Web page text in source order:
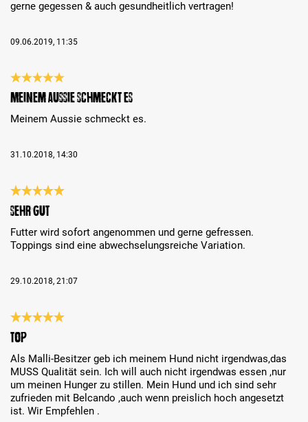
gerne gegessen & auch gesundheitlich vertragen!
09.06.2019, 11:35
Bewertung mit 5 von 5 Sternen
Meinem Aussie schmeckt es
Meinem Aussie schmeckt es.
31.10.2018, 14:30
Bewertung mit 5 von 5 Sternen
sehr gut
Futter wird sofort angenommen und gerne gefressen.
Toppings sind eine abwechselungsreiche Variation.
29.10.2018, 21:07
Bewertung mit 5 von 5 Sternen
Top
Als Malli-Besitzer geb ich meinem Hund nicht irgendwas,das
MUSS Qualität sein. Ich will auch nicht irgendwas essen ,nur
um meinen Hunger zu stillen. Mein Hund und ich sind sehr
zufrieden mit Belcando ,auch wenn preislich hoch angesetzt
ist. Wir Empfehlen .